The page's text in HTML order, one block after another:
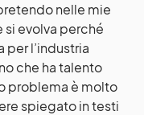
nelle mie
si evolva perché
per l’industria
che ha talento
problema è molto
spiegato in testi